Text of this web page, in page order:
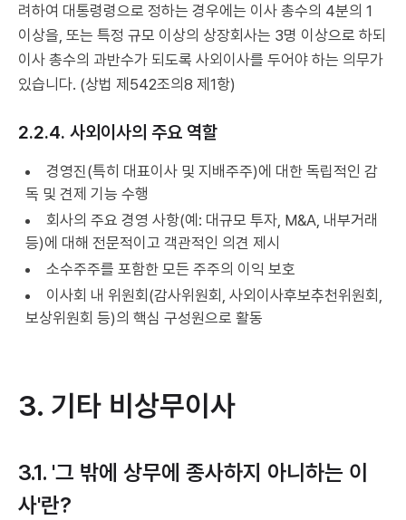
려하여 대통령령으로 정하는 경우에는 이사 총수의 4분의 1
이상을, 또는 특정 규모 이상의 상장회사는 3명 이상으로 하되
이사 총수의 과반수가 되도록 사외이사를 두어야 하는 의무가
있습니다. (상법 제542조의8 제1항)
2.2.4. 사외이사의 주요 역할
경영진(특히 대표이사 및 지배주주)에 대한 독립적인 감
독 및 견제 기능 수행
회사의 주요 경영 사항(예: 대규모 투자, M&A, 내부거래
등)에 대해 전문적이고 객관적인 의견 제시
소수주주를 포함한 모든 주주의 이익 보호
이사회 내 위원회(감사위원회, 사외이사후보추천위원회,
보상위원회 등)의 핵심 구성원으로 활동
3. 기타 비상무이사
3.1. '그 밖에 상무에 종사하지 아니하는 이
사'란?